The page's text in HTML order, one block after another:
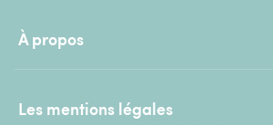
À propos
Les mentions légales